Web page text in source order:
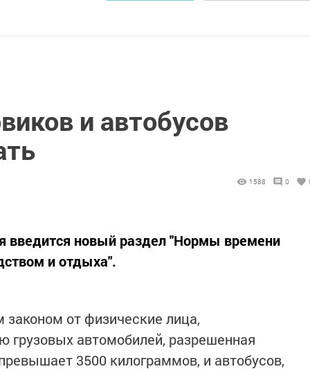
и автобусов
1588 0
введится новый раздел "Нормы времени
и отдыха".
от физические лица,
автомобилей, разрешенная
3500 килограммов, и автобусов,